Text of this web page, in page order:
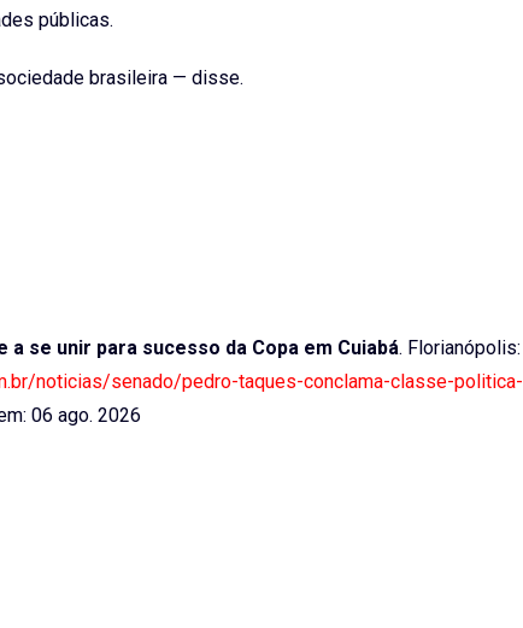
públicas.
brasileira — disse.
se unir para sucesso da Copa em Cuiabá. Florianópolis:
noticias/senado/pedro-taques-conclama-classe-politica-
06 ago. 2026